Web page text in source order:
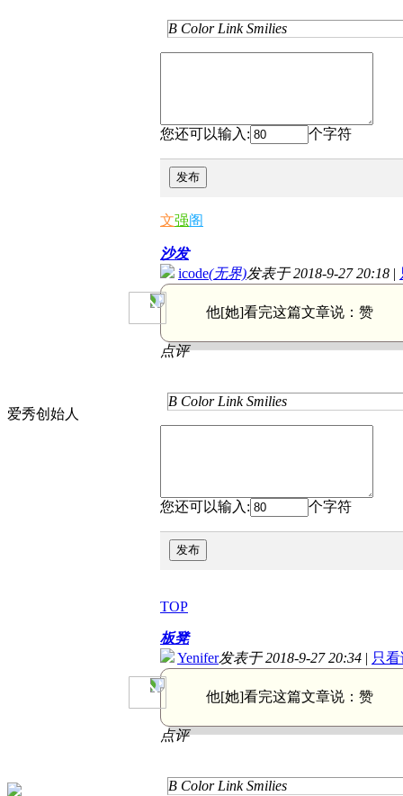
B Color Link Smilies
您还可以输入: 个字符
发布
文强阁
爱秀创始人
沙发
icode(无界)发表于 2018-9-27 20:18 |
他[她]看完这篇文章说： 赞
点评
B Color Link Smilies
您还可以输入: 个字符
发布
TOP
板凳
Yenifer发表于 2018-9-27 20:34 | 只
他[她]看完这篇文章说： 赞
点评
B Color Link Smilies